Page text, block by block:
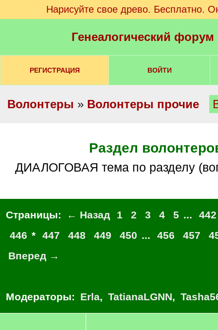
Нарисуйте свое древо. Бесплатно.
Генеалогический
РЕГИСТРАЦИЯ ВОЙТИ
Волонтеры » Волонтеры прочие
Раздел
ДИАЛОГОВАЯ тема по разделу
Страницы: ← Назад 1 2 3 4 5 ...
442
446 * 447 448 449 450 ... 456 457
Вперед →
Модераторы: Erla, TatianaLGNN,